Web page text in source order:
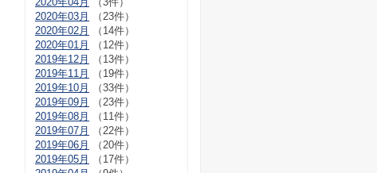
2020年03月
（23件）
2020年02月
（14件）
2020年01月
（12件）
2019年12月
（13件）
2019年11月
（19件）
2019年10月
（33件）
2019年09月
（23件）
2019年08月
（11件）
2019年07月
（22件）
2019年06月
（20件）
2019年05月
（17件）